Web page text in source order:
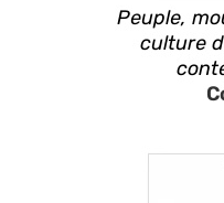
Peuple,
culture